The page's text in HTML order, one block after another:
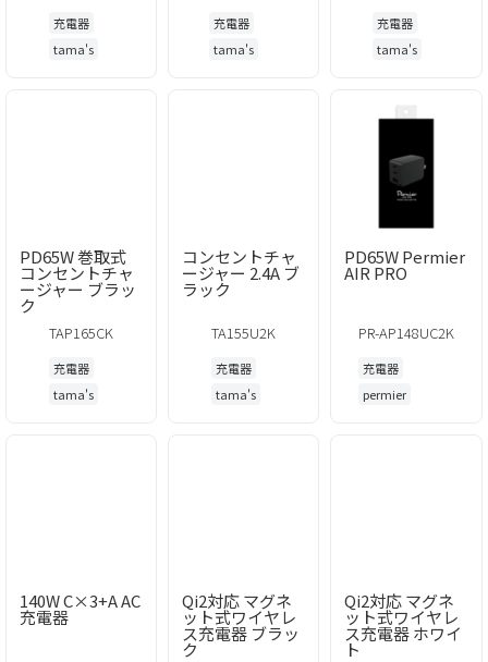
充電器
tama's
充電器
tama's
充電器
tama's
PD65W 巻取式
コンセントチャ
ージャー ブラッ
ク
TAP165CK
充電器
tama's
コンセントチャ
ージャー 2.4A ブ
ラック
TA155U2K
充電器
tama's
PD65W Permier
AIR PRO
PR-AP148UC2K
充電器
permier
140W C×3+A AC
充電器
Qi2対応 マグネ
ット式ワイヤレ
ス充電器 ブラッ
ク
Qi2対応 マグネ
ット式ワイヤレ
ス充電器 ホワイ
ト